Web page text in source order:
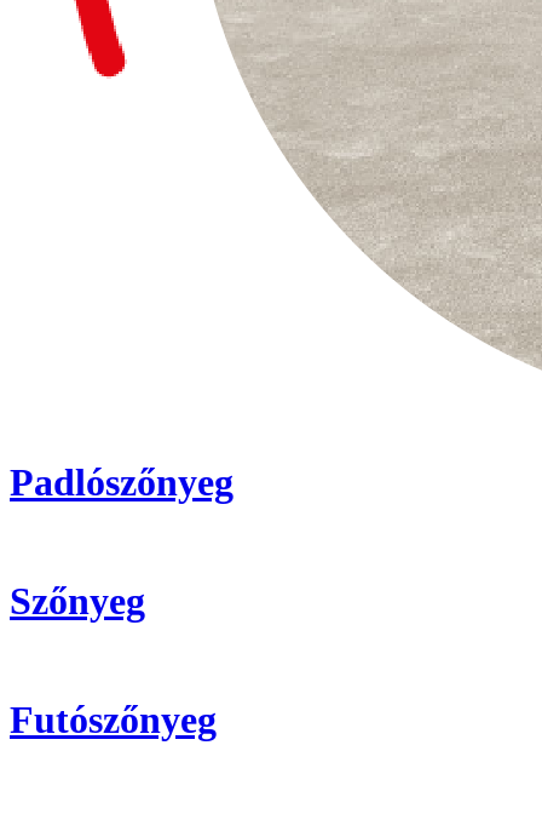
Padlószőnyeg
Szőnyeg
Futószőnyeg